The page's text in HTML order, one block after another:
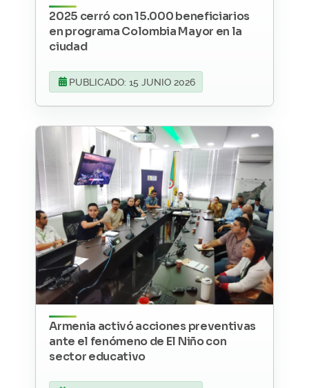
2025 cerró con 15.000 beneficiarios
en programa Colombia Mayor en la
ciudad
PUBLICADO: 15 JUNIO 2026
Armenia activó acciones preventivas
ante el fenómeno de El Niño con
sector educativo